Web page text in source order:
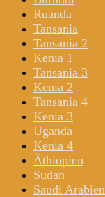
Ruanda
Tansania
Tansania 2
Kenia 1
Tansania 3
Kenia 2
Tansania 4
Kenia 3
Uganda
Kenia 4
Äthiopien
Sudan
Saudi Arabien